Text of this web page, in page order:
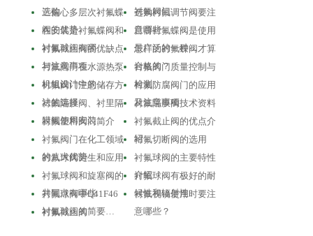
选购
衬氟阀门
三偏心多层次衬氟蝶
阀的优势
选购衬氟调节阀要注
意哪些
在安装是衬氟蝶阀和
衬氟球阀有哪…
目前衬氟蝶阀是使用
最广泛的一种…
衬氟截止阀的优缺点
与注意事项
怎样的衬氟蝶阀才算
合格的？
衬氟阀门在水源热泵
机组设计中的…
衬氟阀门质量控制与
检测
衬氟阀门注意储存方
法的选择
衬氟防腐阀门的应用
及注意事项
衬氟隔膜阀、衬里隔
膜阀使用安装…
衬氟隔膜阀技术资料
衬氟塑料阀门简介
衬氟截止阀的优点介
绍
衬氟阀门在化工领域
的八大优势
衬氟切断阀的选用
衬氟球阀诞生和应用
衬氟球阀的主要特性
介绍
衬氟球阀和旋塞阀的
共同点有哪些
衬氟球阀有极好的耐
候性和辐射性
衬氟球阀中Q41F46
衬氟球阀的简要…
衬氟视镜使用时要注
意哪些？
衬氟截止阀